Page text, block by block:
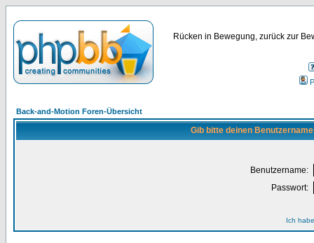
Rücken in Bewegung, zurück zur
Back-and-Motion Foren-Übersicht
Gib bitte deinen
Benutzername:
Passwort:
Ich